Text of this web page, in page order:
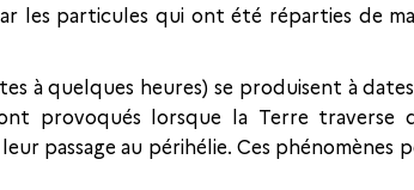
les particules qui ont été réparties de
à quelques heures) se produisent à
provoqués lorsque la Terre traverse
passage au périhélie. Ces phénomènes